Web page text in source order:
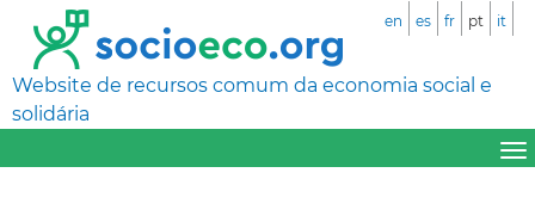
Website de recursos comum da economia social e
solidária
en es fr pt it